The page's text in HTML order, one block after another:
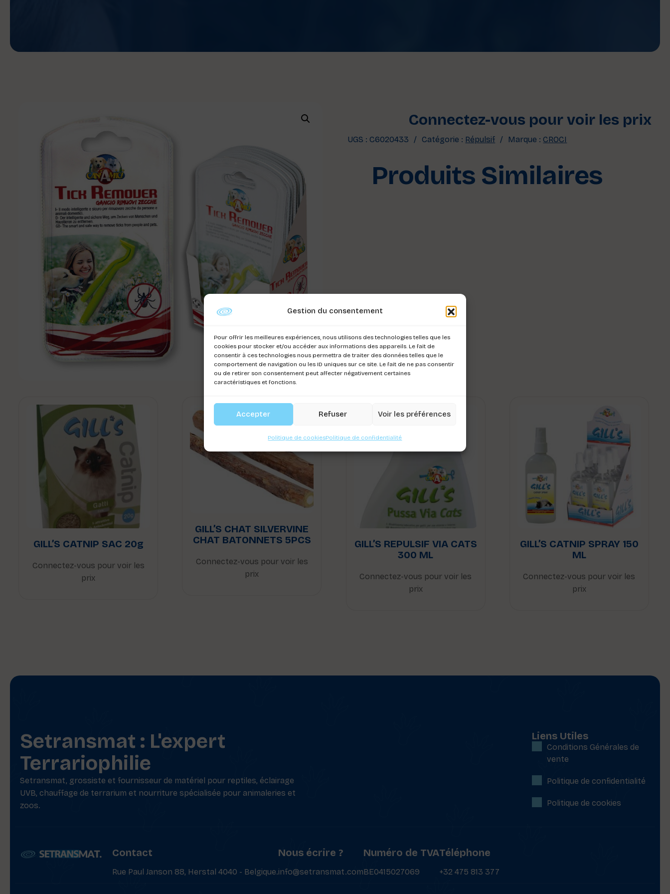
Gestion du consentement
Pour offrir les meilleures expériences, nous utilisons des technologies telles que les
cookies pour stocker et/ou accéder aux informations des appareils. Le fait de
consentir à ces technologies nous permettra de traiter des données telles que le
comportement de navigation ou les ID uniques sur ce site. Le fait de ne pas consentir
ou de retirer son consentement peut affecter négativement certaines
caractéristiques et fonctions.
Accepter Refuser Voir les préférences
Politique de cookiesPolitique de confidentialité
Connectez-vous pour voir les prix
UGS : C6020433 Catégorie : Répulsif Marque : CROCI
Produits Similaires
GILL’S CATNIP SAC 20g
Connectez-vous pour voir les
prix
GILL’S CHAT SILVERVINE
CHAT BATONNETS 5PCS
Connectez-vous pour voir les
prix
GILL’S REPULSIF VIA CATS
300 ML
Connectez-vous pour voir les
prix
GILL’S CATNIP SPRAY 150
ML
Connectez-vous pour voir les
prix
Setransmat : L'expert
Terrariophilie
Setransmat, grossiste et fournisseur de matériel pour reptiles, éclairage
UVB, chauffage de terrarium et nourriture spécialisée pour animaleries et
zoos.
Liens Utiles
Conditions Générales de
vente
Politique de confidentialité
Politique de cookies
Contact
Rue Paul Janson 88, Herstal 4040 - Belgique.
Nous écrire ?
info@setransmat.com
Numéro de TVA
BE0415027069
Téléphone
+32 475 813 377